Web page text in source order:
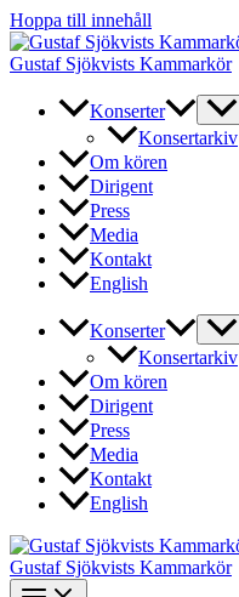
Hoppa till innehåll
Gustaf Sjökvists Kammarkör
Konserter
Konsertarkiv
Om kören
Dirigent
Press
Media
Kontakt
English
Konserter
Konsertarkiv
Om kören
Dirigent
Press
Media
Kontakt
English
Gustaf Sjökvists Kammarkör